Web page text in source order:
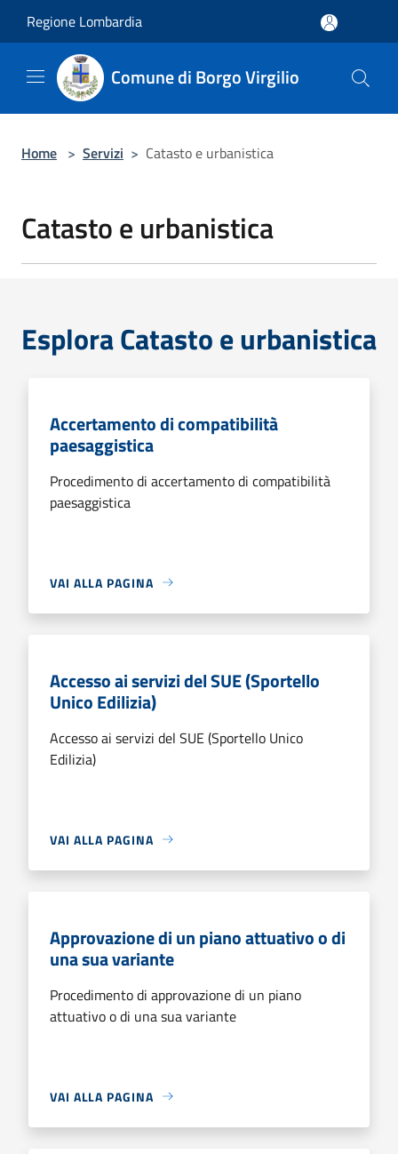
Regione Lombardia
Comune di Borgo Virgilio
Home > Servizi > Catasto e urbanistica
Catasto e urbanistica
Esplora Catasto e urbanistica
Accertamento di compatibilità
paesaggistica
Procedimento di accertamento di compatibilità
paesaggistica
VAI ALLA PAGINA
Accesso ai servizi del SUE (Sportello
Unico Edilizia)
Accesso ai servizi del SUE (Sportello Unico
Edilizia)
VAI ALLA PAGINA
Approvazione di un piano attuativo o di
una sua variante
Procedimento di approvazione di un piano
attuativo o di una sua variante
VAI ALLA PAGINA